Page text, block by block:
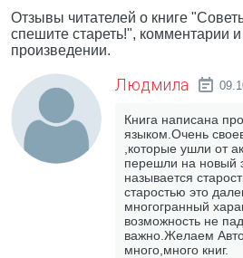
Отзывы читателей о книге
спешите стареть!", комментарии
произведении.
Людмила
Книга написана
языком.Очень
,которые ушли от
перешли на новый
называется
старостью это
многогранный
возможность не
важно.Желаем
много,много книг.